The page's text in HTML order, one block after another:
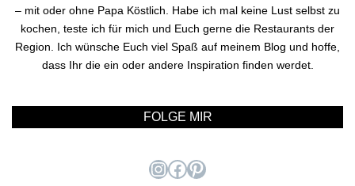
– mit oder ohne Papa Köstlich. Habe ich mal keine Lust selbst zu
kochen, teste ich für mich und Euch gerne die Restaurants der
Region. Ich wünsche Euch viel Spaß auf meinem Blog und hoffe,
dass Ihr die ein oder andere Inspiration finden werdet.
FOLGE MIR
Instagram
Facebook
Pinterest